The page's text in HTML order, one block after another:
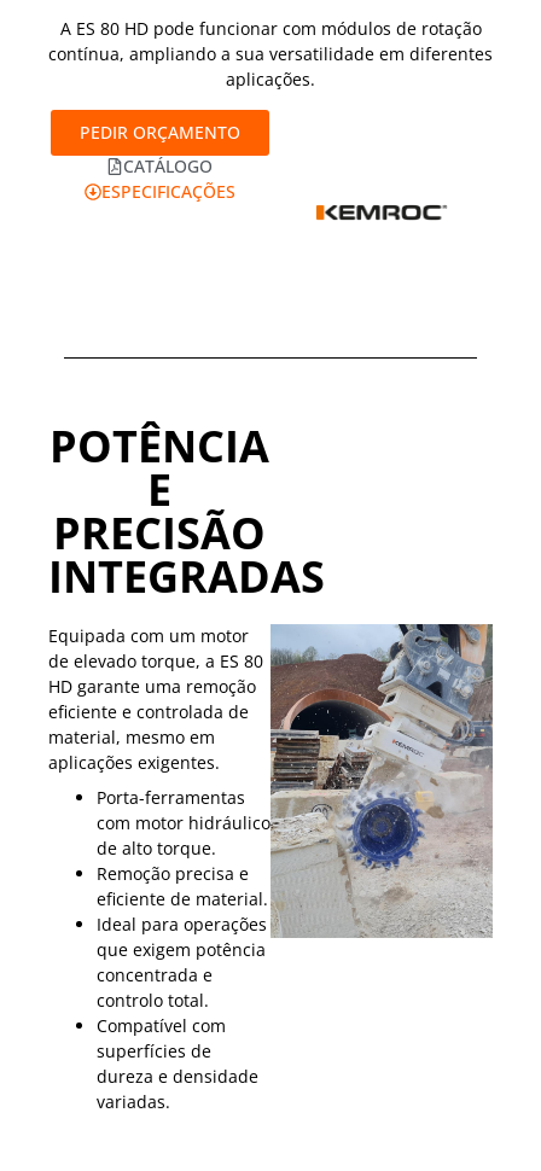
A ES 80 HD pode funcionar com módulos de rotação
contínua, ampliando a sua versatilidade em diferentes
aplicações.
PEDIR ORÇAMENTO
CATÁLOGO
ESPECIFICAÇÕES
POTÊNCIA
E
PRECISÃO
INTEGRADAS
Equipada com um motor
de elevado torque, a ES 80
HD garante uma remoção
eficiente e controlada de
material, mesmo em
aplicações exigentes.
Porta-ferramentas
com motor hidráulico
de alto torque.
Remoção precisa e
eficiente de material.
Ideal para operações
que exigem potência
concentrada e
controlo total.
Compatível com
superfícies de
dureza e densidade
variadas.